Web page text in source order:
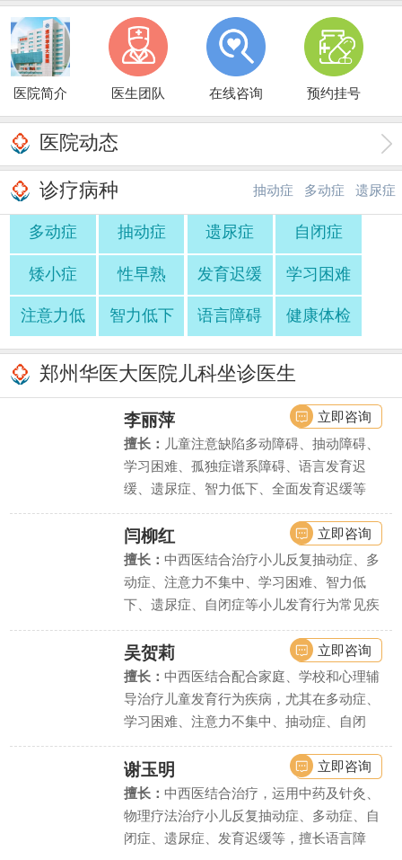
医院简介 医生团队 在线咨询 预约挂号
医院动态
诊疗病种 抽动症
·
多动症
·
遗尿症
多动症 抽动症 遗尿症 自闭症
矮小症 性早熟 发育迟缓 学习困难
注意力低 智力低下 语言障碍 健康体检
郑州华医大医院儿科坐诊医生
李丽萍
擅长： 儿童注意缺陷多动障碍、抽动障碍、
学习困难、孤独症谱系障碍、语言发育迟
缓、遗尿症、智力低下、全面发育迟缓等
立即咨询
闫柳红
擅长： 中西医结合治疗小儿反复抽动症、多
动症、注意力不集中、学习困难、智力低
下、遗尿症、自闭症等小儿发育行为常见疾
病、疑难疾病的诊治.
立即咨询
吴贺莉
擅长： 中西医结合配合家庭、学校和心理辅
导治疗儿童发育行为疾病，尤其在多动症、
学习困难、注意力不集中、抽动症、自闭
症、语言发育迟缓、智力低下、精神发育迟
缓、遗尿症等疾病上疗效显著。
立即咨询
谢玉明
擅长： 中西医结合治疗，运用中药及针灸、
物理疗法治疗小儿反复抽动症、多动症、自
闭症、遗尿症、发育迟缓等，擅长语言障
立即咨询